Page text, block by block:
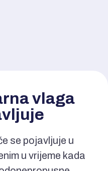
vlaga
se pojavljuje u
u vrijeme kada